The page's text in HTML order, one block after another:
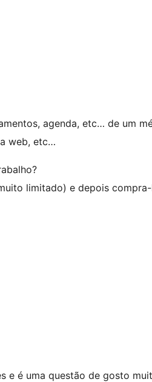
agenda, etc… de um
web, etc…
limitado) e depois
é uma questão de gosto